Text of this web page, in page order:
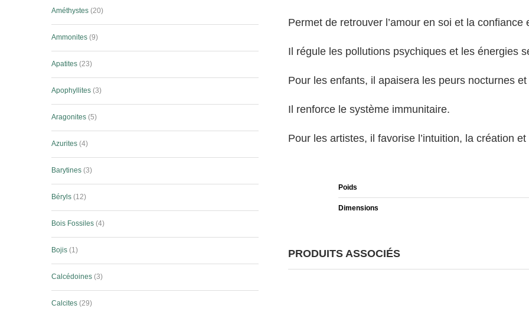
Permet de retrouver l’amour en soi et la confiance
Il régule les pollutions psychiques et les énergies
Pour les enfants, il apaisera les peurs nocturnes et
Il renforce le système immunitaire.
Pour les artistes, il favorise l’intuition, la création et
Poids
Dimensions
PRODUITS ASSOCIÉS
Améthystes 20
Ammonites 9
Apatites 23
Apophyllites 3
Aragonites 5
Azurites 4
Barytines 3
Béryls 12
Bois Fossiles 4
Bojis 1
Calcédoines 3
Calcites 29